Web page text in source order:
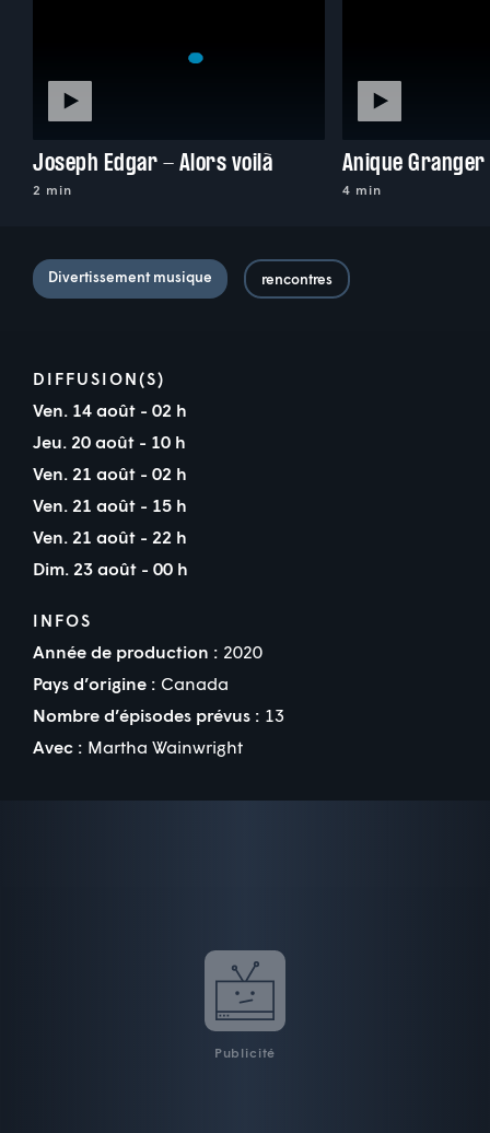
Joseph Edgar - Alors voilà
2 min 4 min
Divertissement musique rencontres
DIFFUSION(S)
Ven. 14 août - 02 h
Jeu. 20 août - 10 h
Ven. 21 août - 02 h
Ven. 21 août - 15 h
Ven. 21 août - 22 h
Dim. 23 août - 00 h
INFOS
Année de production : 2020
Pays d’origine : Canada
Nombre d’épisodes prévus : 13
Avec : Martha Wainwright
Publicité